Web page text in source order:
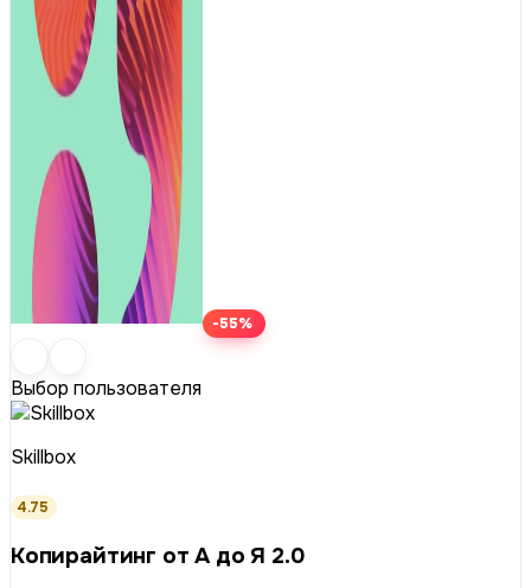
-55%
Выбор пользователя
Skillbox
4.75
Копирайтинг от А до Я 2.0